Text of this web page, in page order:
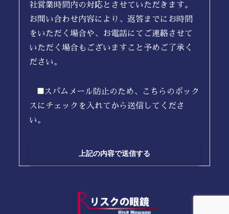
社営業時間内の対応とさせていただきます。
お問い合わせ内容により、返答までにお時間
をいただく場合や、お電話にてご連絡させて
いただく場合もございますこと予めご了承く
ださい。
スパムメール防止のため、こちらのボック
スにチェックを入れてから送信してくださ
い。